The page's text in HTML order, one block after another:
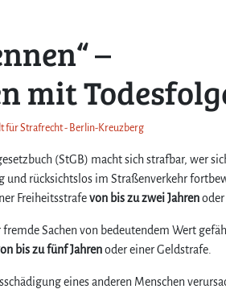
–
mit
für Strafrecht - Berlin-Kreuzberg
(StGB) macht sich strafbar, wer
und rücksichtslos im Straßenverkehr
Freiheitsstrafevon bis zu zwei Jahren
Sachen von bedeutendem Wert
bis zu fünf Jahrenoder einer Geldstrafe.
eines anderen Menschen